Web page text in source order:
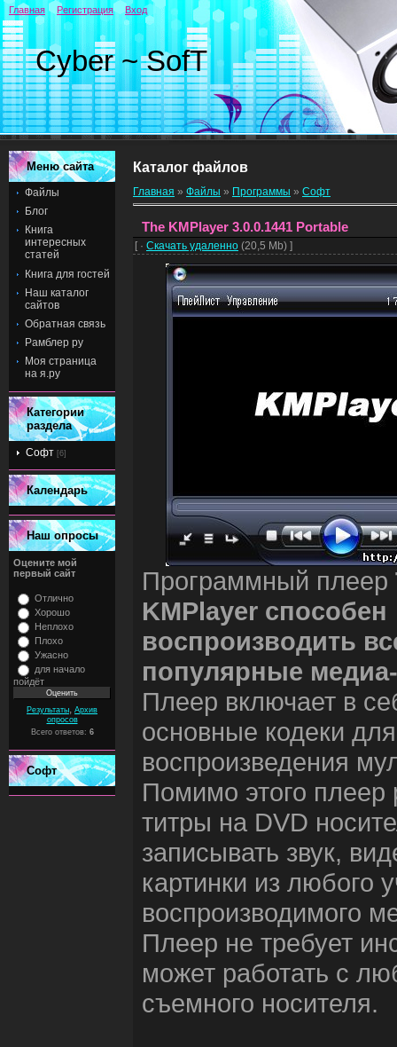
Cyber ~ SofT
Главная Регистрация Вход
Меню сайта
Файлы
Блог
Книга
интересных
статей
Книга для гостей
Наш каталог
сайтов
Обратная связь
Рамблер ру
Моя страница
на я.ру
Категории
раздела
Софт [6]
Календарь
Наш опросы
Оцените мой
первый сайт
Отлично
Хорошо
Неплохо
Плохо
Ужасно
для начало
пойдёт
Результаты Архив
опросов
Всего ответов: 6
Софт
Каталог файлов
Главная » Файлы » Программы » Софт
The KMPlayer 3.0.0.1441 Portable
[ · Скачать удаленно (20,5 Мb) ]
Программный плеер
KMPlayer способен
воспроизводить
популярные
Плеер включает в
основные кодеки для
воспроизведения
Помимо этого плеер
титры на DVD
записывать звук,
картинки из любого
воспроизводимого
Плеер не требует
может работать с
съемного носителя.